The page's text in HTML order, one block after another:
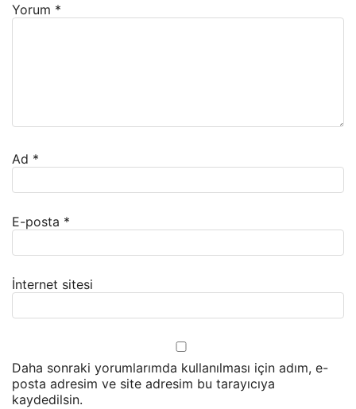
Yorum *
Ad *
E-posta *
İnternet sitesi
Daha sonraki yorumlarımda kullanılması için adım, e-
posta adresim ve site adresim bu tarayıcıya
kaydedilsin.